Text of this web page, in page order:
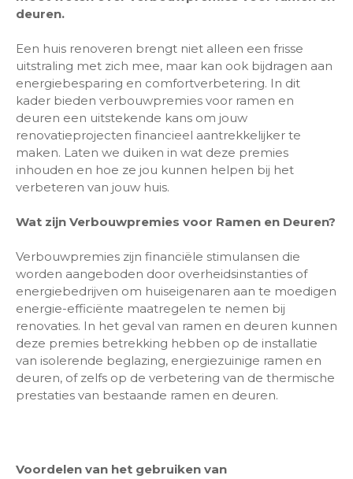
deuren.
Een huis renoveren brengt niet alleen een frisse
uitstraling met zich mee, maar kan ook bijdragen aan
energiebesparing en comfortverbetering. In dit
kader bieden verbouwpremies voor ramen en
deuren een uitstekende kans om jouw
renovatieprojecten financieel aantrekkelijker te
maken. Laten we duiken in wat deze premies
inhouden en hoe ze jou kunnen helpen bij het
verbeteren van jouw huis.
Wat zijn Verbouwpremies voor Ramen en Deuren?
Verbouwpremies zijn financiële stimulansen die
worden aangeboden door overheidsinstanties of
energiebedrijven om huiseigenaren aan te moedigen
energie-efficiënte maatregelen te nemen bij
renovaties. In het geval van ramen en deuren kunnen
deze premies betrekking hebben op de installatie
van isolerende beglazing, energiezuinige ramen en
deuren, of zelfs op de verbetering van de thermische
prestaties van bestaande ramen en deuren.
Voordelen van het gebruiken van